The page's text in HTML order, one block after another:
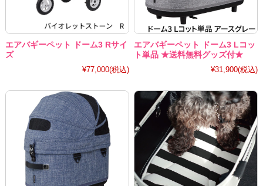
エアバギーペット ドーム3 Rサイ
ズ
¥77,000(税込)
エアバギーペット ドーム3 Lコッ
ト単品 ★送料無料グッズ付★
¥31,900(税込)